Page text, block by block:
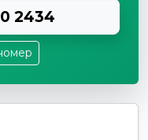
2434